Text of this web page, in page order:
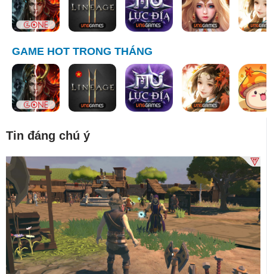
GAME HOT TRONG THÁNG
Tin đáng chú ý